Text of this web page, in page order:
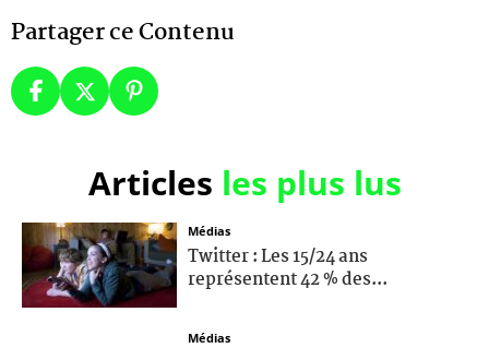
Partager ce Contenu
Articles les plus lus
Médias
Twitter : Les 15/24 ans
représentent 42 % des...
Médias